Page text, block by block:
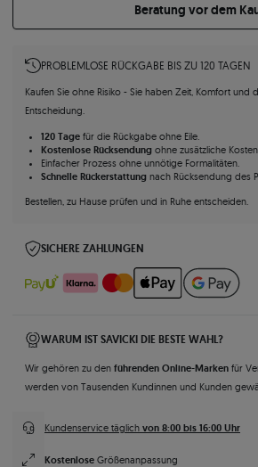
Beratung vor dem
PROBLEMLOSE RÜCKGABE BIS ZU 120 TAGEN
Kaufen Sie ohne Risiko - Sie haben Zeit, Komfort und
Entscheidung.
120 Tagefür die Rückgabe ohne Eile.
Kostenlose Rücksendungohne zusätzliche Kosten.
Einfacher Prozess ohne unnötige Formalitäten.
Schnelle Rückerstattungnach Rücksendung des
Bestellen, zu Hause prüfen und in Ruhe entscheiden.
SICHERE ZAHLUNGEN
WARUM IST SAVICKI DIE BESTE WAHL?
Wir gehören zu den führenden Online-Marken für
werden von Tausenden Kundinnen und Kunden
Kundenservice täglich von 8:00 bis 16:00 Uhr
Kostenlose Größenanpassung